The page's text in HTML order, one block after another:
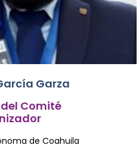
Garza
Comité
de Coahuila